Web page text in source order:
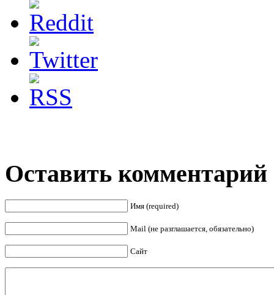
Оставить комментарий
Имя (required)
Mail (не разглашается, обязательно)
Сайт